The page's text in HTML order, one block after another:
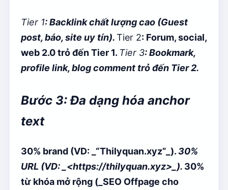
Tier 1: Backlink chất lượng cao (Guest
post, báo, site uy tín).Tier 2: Forum, social,
web 2.0 trỏ đến Tier 1. Tier 3: Bookmark,
profile link, blog comment trỏ đến Tier 2.
Bước 3: Đa dạng hóa anchor
text
30% brand (VD: _“Thilyquan.xyz”_).30%
URL (VD: _<https://thilyquan.xyz>_). 30%
từ khóa mở rộng (_SEO Offpage cho